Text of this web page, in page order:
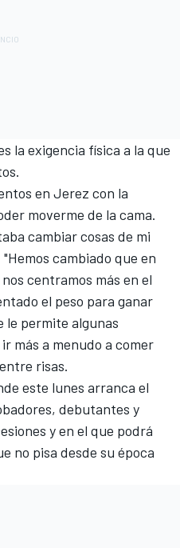
la exigencia física a la que
en Jerez con la
moverme de la cama.
cambiar cosas de mi
cambiado que en
centramos más en el
el peso para ganar
le permite algunas
más a menudo a comer
risas.
este lunes arranca el
debutantes y
y en el que podrá
no pisa desde su época